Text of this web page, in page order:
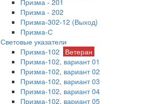
Призма - 201
Призма - 202
Призма-302-12 (Выход)
Призма-С
Световые указатели
Призма-102
Ветеран
Призма-102, вариант 01
Призма-102, вариант 02
Призма-102, вариант 03
Призма-102, вариант 04
Призма-102, вариант 05